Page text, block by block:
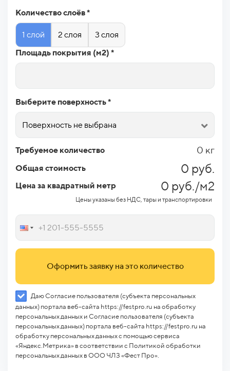
Количество слоёв *
1 слой 2 слоя
3 слоя
Площадь покрытия (м2) *
Выберите поверхность *
Поверхность не выбрана
Требуемое количество 0 кг
Общая стоимость 0 руб.
Цена за квадратный метр 0 руб./м2
Цены указаны без НДС, тары и транспортировки
Оформить заявку на это количество
Даю Согласие пользователя (субъекта персональных
данных) портала веб-сайта https://festpro.ru на обработку
персональных данных и Согласие пользователя (субъекта
персональных данных) портала веб-сайта https://festpro.ru на
обработку персональных данных с помощью сервиса
«Яндекс.Метрика» в соответствии с Политикой обработки
персональных данных в ООО ЧЛЗ «Фест Про».